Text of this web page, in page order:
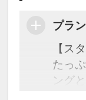
プラ
【ス
たっ
ング